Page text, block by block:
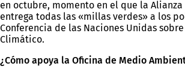
en octubre, momento en el que la
entrega todas las «millas verdes» a los
Conferencia de las Naciones Unidas
Climático.
¿Cómo apoya la Oficina de Medio